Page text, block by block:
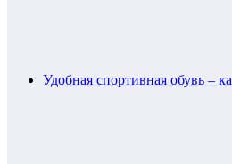
Удобная спортивная обувь –